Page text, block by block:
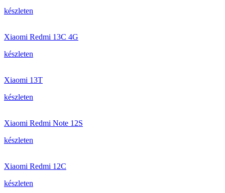
készleten
Xiaomi Redmi 13C 4G
készleten
Xiaomi 13T
készleten
Xiaomi Redmi Note 12S
készleten
Xiaomi Redmi 12C
készleten